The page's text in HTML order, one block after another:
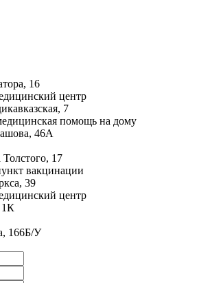
16
центр
7
помощь на дому
46А
17
вакцинации
39
центр
1К
166Б/У